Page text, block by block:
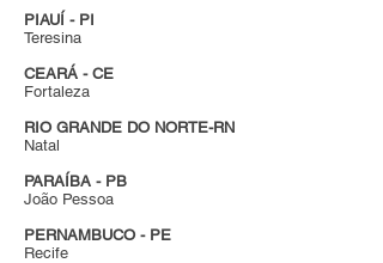
PIAUÍ - PI
Teresina
CEARÁ - CE
Fortaleza
RIO GRANDE DO NORTE-RN
Natal
PARAÍBA - PB
João Pessoa
PERNAMBUCO - PE
Recife